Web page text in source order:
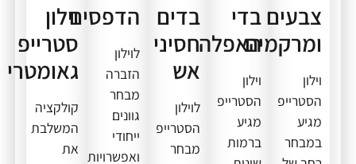
צבעים
ומרקמים
וילון
הסטרייפ
מגיע
במבחר
בדי
האפלה
וילון
הסטרייפ
מגיע
ברמות
בדים
חסיני
אש
לוילון
הסטרייפ
מבחר
הדפסים
לוילון
הזברה
מבחר
גוונים
ייחודי
ואפשרויות
וילון
סטרייפ
גאומטרי
קולקציה
המשלבת
את